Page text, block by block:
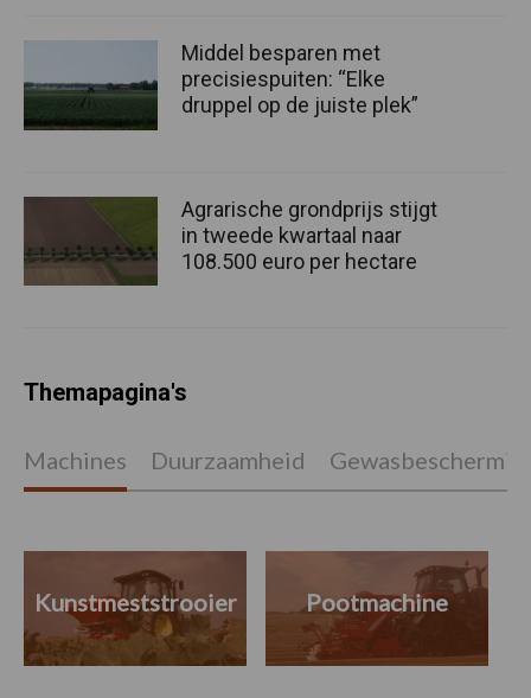
Middel besparen met
precisiespuiten: “Elke
druppel op de juiste plek”
Agrarische grondprijs stijgt
in tweede kwartaal naar
108.500 euro per hectare
Themapagina's
Machines Duurzaamheid
Kunstmeststrooier Pootmachine